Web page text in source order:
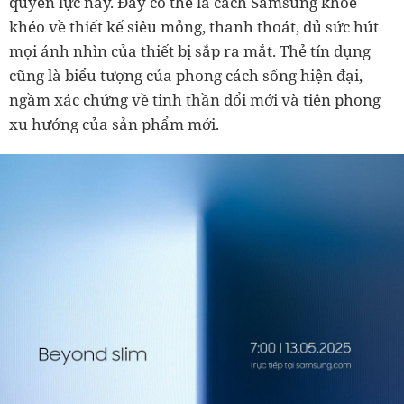
khéo về thiết kế siêu mỏng, thanh thoát, đủ sức hút
mọi ánh nhìn của thiết bị sắp ra mắt. Thẻ tín dụng
cũng là biểu tượng của phong cách sống hiện đại,
ngầm xác chứng về tinh thần đổi mới và tiên phong
xu hướng của sản phẩm mới.